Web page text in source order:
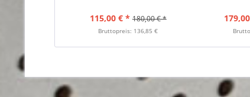
115,00 € * 180,00 € *
Bruttopreis: 136,85 €